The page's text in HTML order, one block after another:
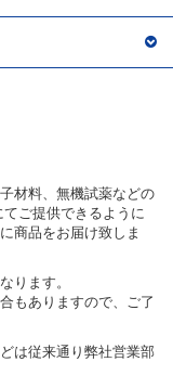
材料、無機試薬などの
ご提供できるように
ります。
もありますので、ご了
は従来通り弊社営業部